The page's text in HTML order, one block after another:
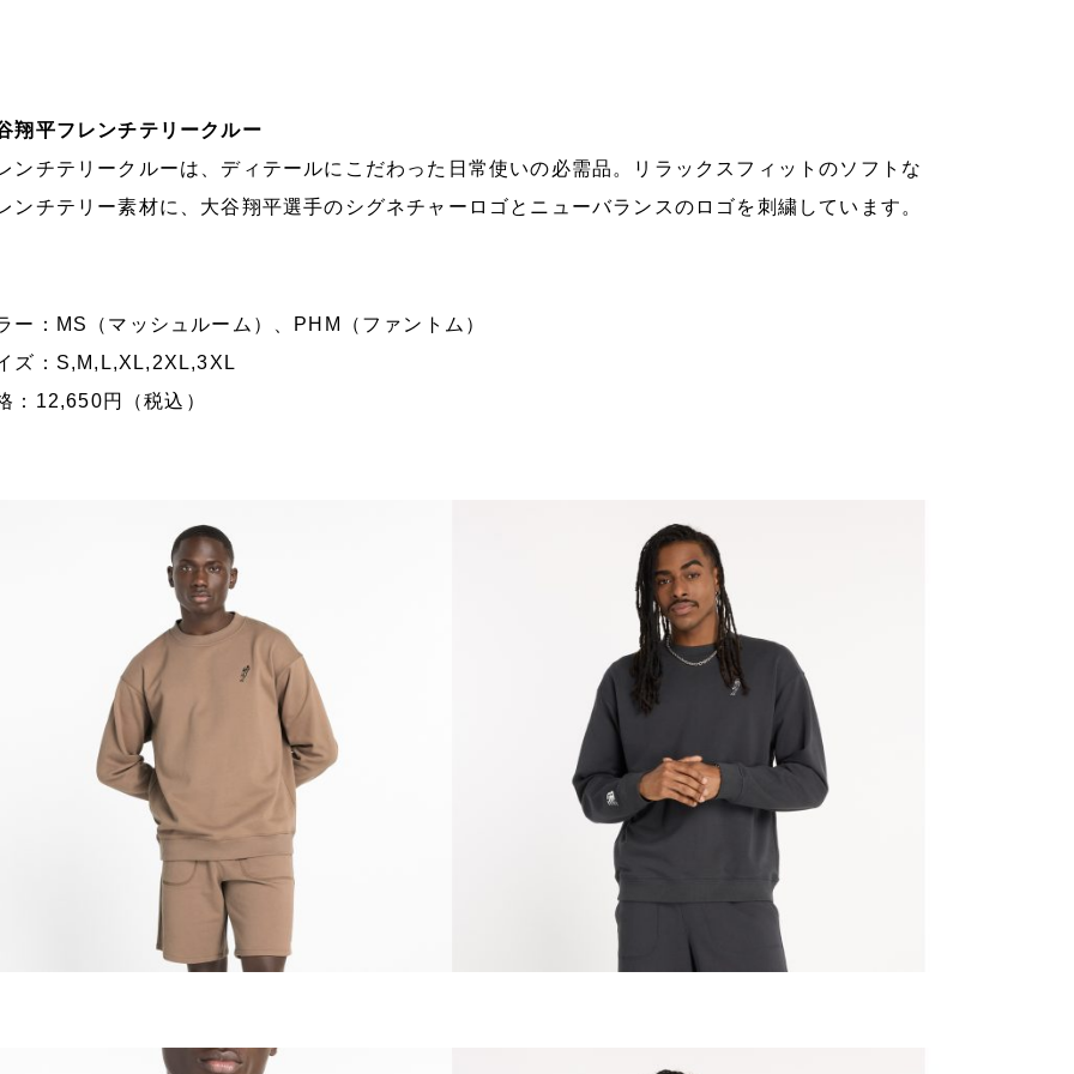
翔平フレンチテリークルー
ンチテリークルーは、ディテールにこだわった日常使いの必需品。リラックスフィットのソフトな
ンチテリー素材に、大谷翔平選手のシグネチャーロゴとニューバランスのロゴを刺繍しています。
ー：MS（マッシュルーム）、PHM（ファントム）
ズ：S,M,L,XL,2XL,3XL
：12,650円（税込）